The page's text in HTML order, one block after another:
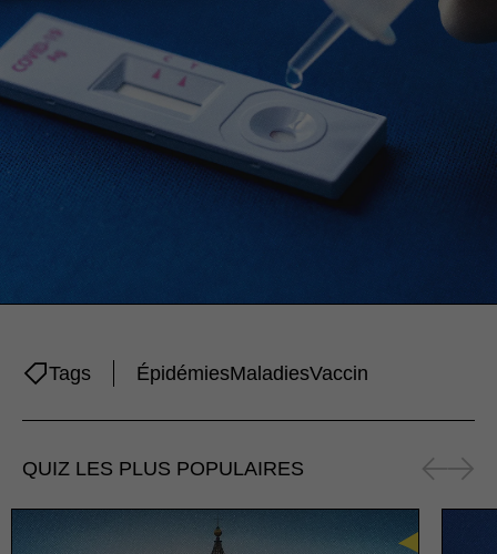
Tags ÉpidémiesMaladiesVaccin
QUIZ LES PLUS POPULAIRES